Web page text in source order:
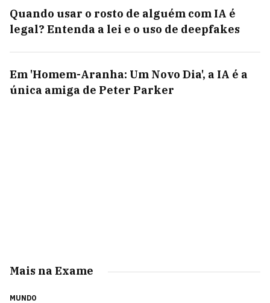
Quando usar o rosto de alguém com IA é
legal? Entenda a lei e o uso de deepfakes
Em 'Homem-Aranha: Um Novo Dia', a IA é a
única amiga de Peter Parker
Mais na Exame
MUNDO